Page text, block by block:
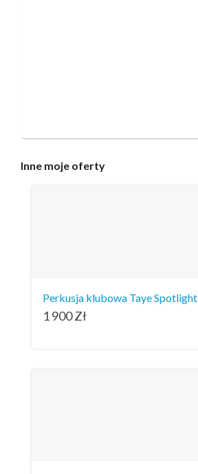
Inne moje oferty
Perkusja klubowa Taye Spotlight
1 900Zł